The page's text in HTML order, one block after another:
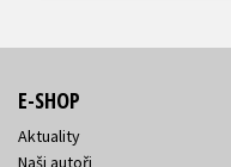
E-SHOP
Aktuality
Naši autoři